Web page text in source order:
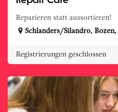
Reparieren statt aussortieren!
Schlanders/Silandro, Bozen,
Registrierungen geschlossen